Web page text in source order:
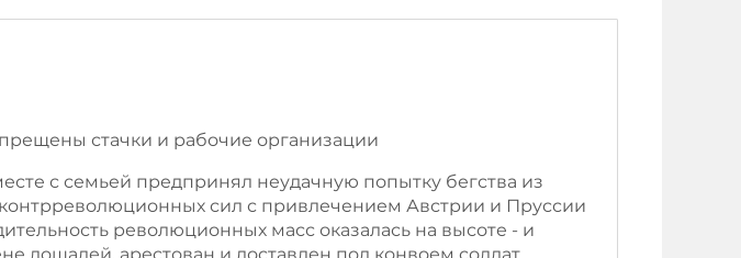
стачки и рабочие организации
с семьей предпринял неудачную попытку бегства из
сил с привлечением Австрии и Пруссии
революционных масс оказалась на высоте - и